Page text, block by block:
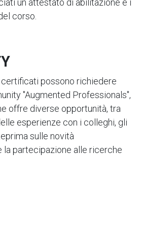
un attestato di abilitazione e i
corso.
possono richiedere
"Augmented Professionals",
offre diverse opportunità, tra
esperienze con i colleghi, gli
sulle novità
partecipazione alle ricerche